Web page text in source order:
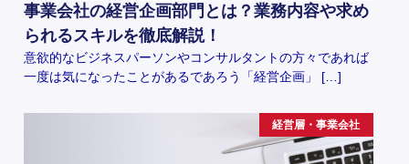
事業会社の経営企画部門とは？業務内容や求め
られるスキルを徹底解説！
意欲的なビジネスパーソンやコンサルタントの方々であれば
一度は気になったことがあるであろう「経営企画」 […]
経営層・事業会社